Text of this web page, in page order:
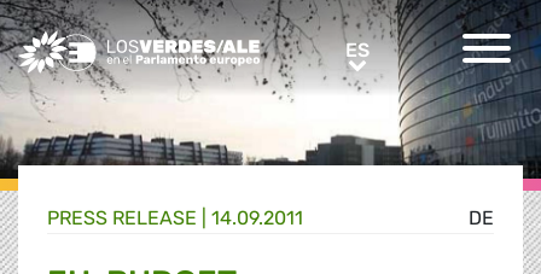
Greens/EFA Home ESES
DE
PRESS RELEASE | 14.09.2011